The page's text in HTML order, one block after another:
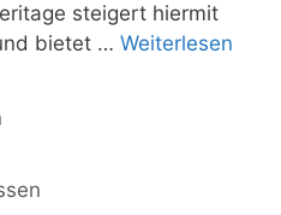
steigert hiermit
bietet … Weiterlesen